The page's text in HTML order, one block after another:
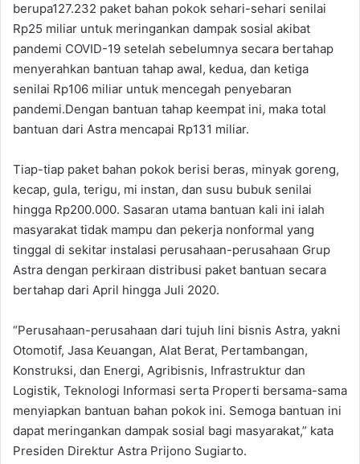
berupa127.232 paket bahan pokok sehari-sehari senilai
Rp25 miliar untuk meringankan dampak sosial akibat
pandemi COVID-19 setelah sebelumnya secara bertahap
menyerahkan bantuan tahap awal, kedua, dan ketiga
senilai Rp106 miliar untuk mencegah penyebaran
pandemi.Dengan bantuan tahap keempat ini, maka total
bantuan dari Astra mencapai Rp131 miliar.
Tiap-tiap paket bahan pokok berisi beras, minyak goreng,
kecap, gula, terigu, mi instan, dan susu bubuk senilai
hingga Rp200.000. Sasaran utama bantuan kali ini ialah
masyarakat tidak mampu dan pekerja nonformal yang
tinggal di sekitar instalasi perusahaan-perusahaan Grup
Astra dengan perkiraan distribusi paket bantuan secara
bertahap dari April hingga Juli 2020.
“Perusahaan-perusahaan dari tujuh lini bisnis Astra, yakni
Otomotif, Jasa Keuangan, Alat Berat, Pertambangan,
Konstruksi, dan Energi, Agribisnis, Infrastruktur dan
Logistik, Teknologi Informasi serta Properti bersama-sama
menyiapkan bantuan bahan pokok ini. Semoga bantuan ini
dapat meringankan dampak sosial bagi masyarakat,” kata
Presiden Direktur Astra Prijono Sugiarto.